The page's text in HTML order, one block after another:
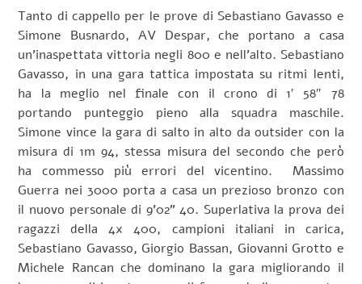
Tanto di cappello per le prove di Sebastiano Gavasso e
Simone Busnardo, AV Despar, che portano a casa
un’inaspettata vittoria negli 800 e nell’alto. Sebastiano
Gavasso, in una gara tattica impostata su ritmi lenti,
ha la meglio nel finale con il crono di 1′ 58″ 78
portando punteggio pieno alla squadra maschile.
Simone vince la gara di salto in alto da outsider con la
misura di 1m 94, stessa misura del secondo che però
ha commesso più errori del vicentino. Massimo
Guerra nei 3000 porta a casa un prezioso bronzo con
il nuovo personale di 9’02” 40. Superlativa la prova dei
ragazzi della 4x 400, campioni italiani in carica,
Sebastiano Gavasso, Giorgio Bassan, Giovanni Grotto e
Michele Rancan che dominano la gara migliorando il